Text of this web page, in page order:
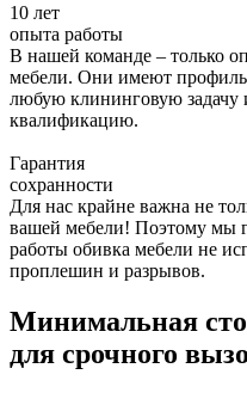
10 лет
опыта работы
В нашей команде – только
мебели. Они имеют
любую клининговую
квалификацию.
Гарантия
сохранности
Для нас крайне важна не
вашей мебели! Поэтому мы
работы обивка мебели не
проплешин и разрывов.
Минимальная
для срочного